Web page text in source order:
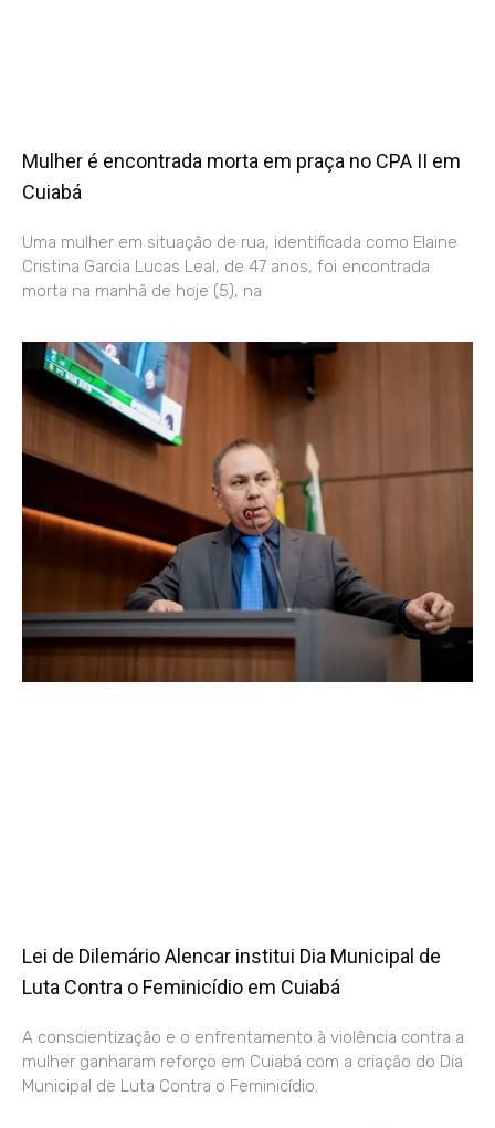
Mulher é encontrada morta em praça no CPA II em
Cuiabá
Uma mulher em situação de rua, identificada como Elaine
Cristina Garcia Lucas Leal, de 47 anos, foi encontrada
morta na manhã de hoje (5), na
Lei de Dilemário Alencar institui Dia Municipal de
Luta Contra o Feminicídio em Cuiabá
A conscientização e o enfrentamento à violência contra a
mulher ganharam reforço em Cuiabá com a criação do Dia
Municipal de Luta Contra o Feminicídio.